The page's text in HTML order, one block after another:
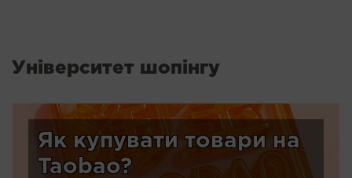
Університет шопінгу
Як купувати товари на
Taobao?